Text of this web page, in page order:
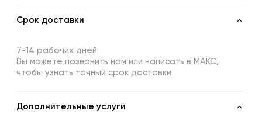
Срок доставки
7-14 рабочих дней
Вы можете позвонить нам или написать в МАКС,
чтобы узнать точный срок доставки
Дополнительные услуги